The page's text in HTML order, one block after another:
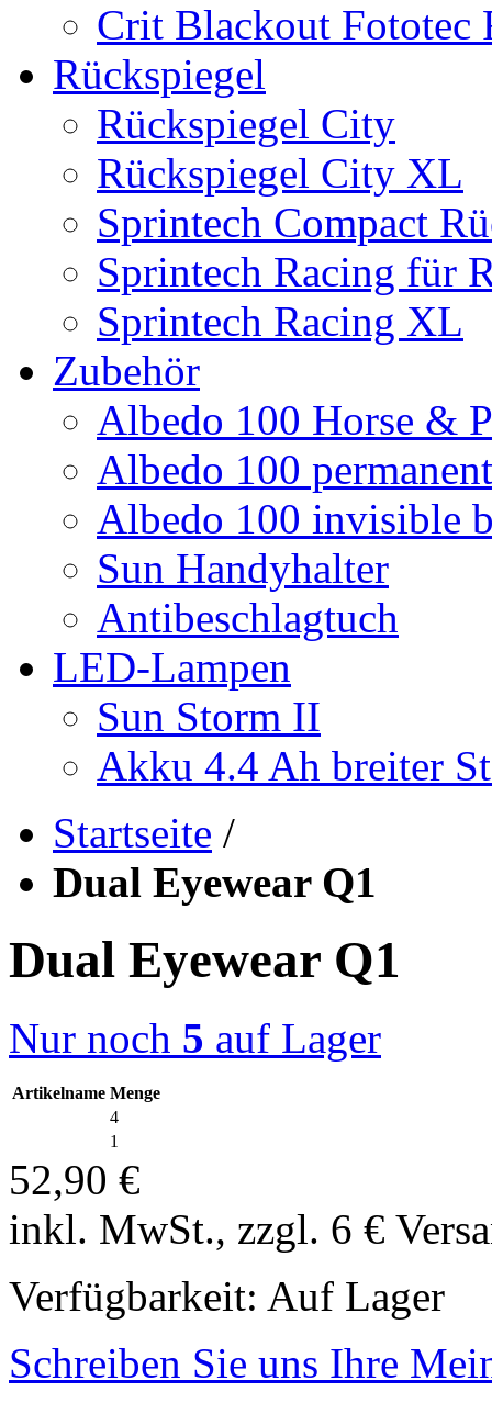
Crit Blackout Fototec
Rückspiegel
Rückspiegel City
Rückspiegel City XL
Sprintech Compact
Sprintech Racing für
Sprintech Racing XL
Zubehör
Albedo 100 Horse &
Albedo 100
Albedo 100 invisible
Sun Handyhalter
Antibeschlagtuch
LED-Lampen
Sun Storm II
Akku 4.4 Ah breiter
Startseite /
Dual Eyewear Q1
Dual Eyewear Q1
Nur noch 5 auf Lager
Artikelname Menge
4
1
52,90 €
inkl. MwSt., zzgl. 6 €
Verfügbarkeit: Auf Lager
Schreiben Sie uns Ihre